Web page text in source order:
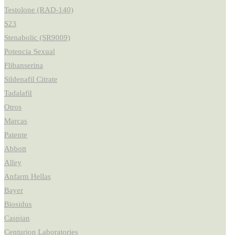
Testolone (RAD-140)
S23
Stenabolic (SR9009)
Potencia Sexual
Flibanserina
Sildenafil Citrate
Tadalafil
Otros
Marcas
Patente
Abbott
Alley
Anfarm Hellas
Bayer
Biosidus
Caspian
Centurion Laboratories